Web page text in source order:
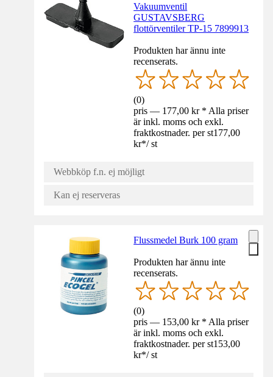
Vakuumventil
GUSTAVSBERG
flottörventiler TP-15 7899913
Produkten har ännu inte
recenserats.
(0)
pris — 177,00 kr * Alla priser
är inkl. moms och exkl.
fraktkostnader. per st177,00
kr*/ st
Webbköp f.n. ej möjligt
Kan ej reserveras
Flussmedel Burk 100 gram
Produkten har ännu inte
recenserats.
(0)
pris — 153,00 kr * Alla priser
är inkl. moms och exkl.
fraktkostnader. per st153,00
kr*/ st